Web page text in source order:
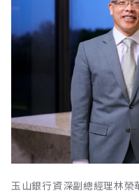
玉山銀行資深副總經理林